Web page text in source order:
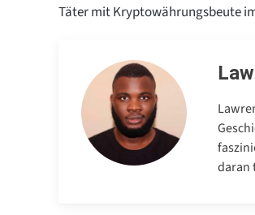
Täter mit Kryptowährungsbeute
daran